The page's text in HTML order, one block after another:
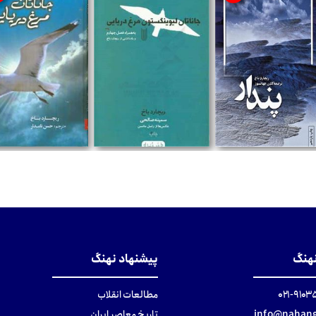
۰۲۱
پیشنهاد نهنگ
مطالعات انقلاب